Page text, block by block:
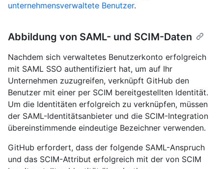
unternehmensverwaltete Benutzer.
Abbildung von SAML- und SCIM-Daten
Nachdem sich verwaltetes Benutzerkonto erfolgreich
mit SAML SSO authentifiziert hat, um auf Ihr
Unternehmen zuzugreifen, verknüpft GitHub den
Benutzer mit einer per SCIM bereitgestellten Identität.
Um die Identitäten erfolgreich zu verknüpfen, müssen
der SAML-Identitätsanbieter und die SCIM-Integration
übereinstimmende eindeutige Bezeichner verwenden.
GitHub erfordert, dass der folgende SAML-Anspruch
und das SCIM-Attribut erfolgreich mit der von SCIM